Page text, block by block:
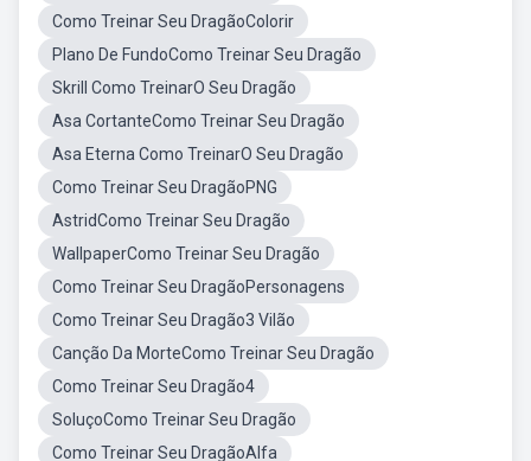
Como Treinar Seu DragãoColorir
Plano De FundoComo Treinar Seu Dragão
Skrill Como TreinarO Seu Dragão
Asa CortanteComo Treinar Seu Dragão
Asa Eterna Como TreinarO Seu Dragão
Como Treinar Seu DragãoPNG
AstridComo Treinar Seu Dragão
WallpaperComo Treinar Seu Dragão
Como Treinar Seu DragãoPersonagens
Como Treinar Seu Dragão3 Vilão
Canção Da MorteComo Treinar Seu Dragão
Como Treinar Seu Dragão4
SoluçoComo Treinar Seu Dragão
Como Treinar Seu DragãoAlfa